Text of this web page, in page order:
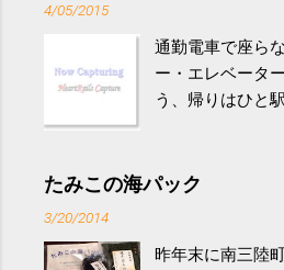
4/05/2015
通勤電車で座ら
ー・エレベータ
う、帰りはひと
やすい。 スポ
するものだけが
けると改善する
たみこの海パック
3/20/2014
昨年末に南三陸